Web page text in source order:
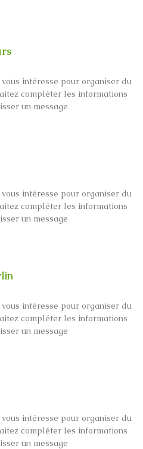
intéresse pour organiser du
compléter les informations
un message
intéresse pour organiser du
compléter les informations
un message
intéresse pour organiser du
compléter les informations
un message
intéresse pour organiser du
compléter les informations
un message